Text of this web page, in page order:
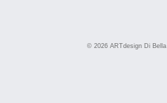
© 2026 ARTdesign Di Bella